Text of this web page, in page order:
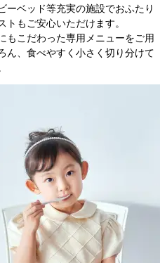
ーベッド等充実の施設でおふたり
もご安心いただけます。
もこだわった専用メニューをご用
ん、食べやすく小さく切り分けて